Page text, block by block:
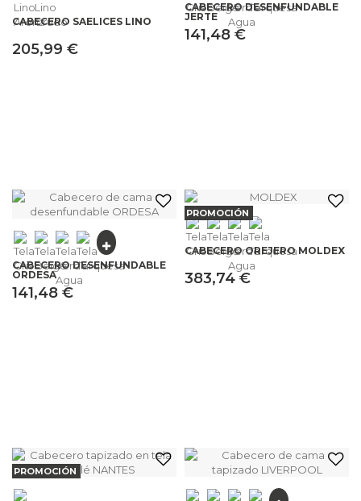
CABECERO SAELICES LINO
205,99 €
CABECERO DESENFUNDABLE
JERTE
141,48 €
CABECERO DESENFUNDABLE
ORDESA
141,48 €
PROMOCIÓN
CABECERO OREJERO MOLDEX
383,74 €
PROMOCIÓN